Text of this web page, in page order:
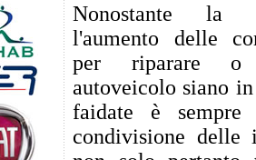
Nonostante la
l'aumento delle
per riparare o
autoveicolo siano
faidate è
condivisione delle